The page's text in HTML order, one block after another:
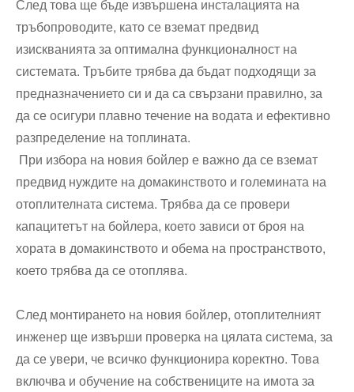
След това ще бъде извършена инсталацията на
тръбопроводите, като се вземат предвид
изискванията за оптимална функционалност на
системата. Тръбите трябва да бъдат подходящи за
предназначението си и да са свързани правилно, за
да се осигури плавно течение на водата и ефективно
разпределение на топлината.
При избора на новия бойлер е важно да се вземат
предвид нуждите на домакинството и големината на
отоплителната система. Трябва да се провери
капацитетът на бойлера, което зависи от броя на
хората в домакинството и обема на пространството,
което трябва да се отоплява.
След монтирането на новия бойлер, отоплителният
инженер ще извърши проверка на цялата система, за
да се увери, че всичко функционира коректно. Това
включва и обучение на собствениците на имота за